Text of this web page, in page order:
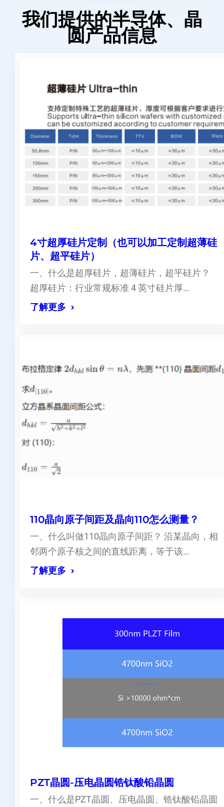
我们提供的半导体、晶
圆产品信息
4寸超厚硅片定制（也可以加工定制超薄硅
片、超平硅片）
一、什么是超厚硅片，超薄硅片，超平硅片？
超厚硅片：行业常规标准 4 英寸硅片厚…
了解更多
110晶向原子间距及晶向110怎么测量？
一、什么叫做110晶向原子间距？ 沿某晶向，相
邻两个原子核之间的直线距离，等于该…
了解更多
PZT晶圆-压电晶圆锆钛酸铅晶圆
一、什么是PZT晶圆、压电晶圆、锆钛酸铅晶圆